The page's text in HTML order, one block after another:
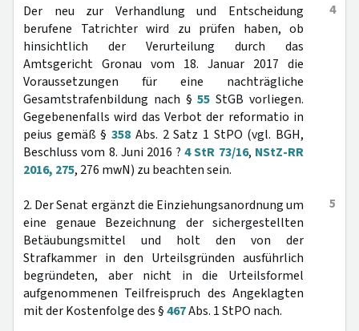
4
Der neu zur Verhandlung und Entscheidung
berufene Tatrichter wird zu prüfen haben, ob
hinsichtlich der Verurteilung durch das
Amtsgericht Gronau vom 18. Januar 2017 die
Voraussetzungen für eine nachträgliche
Gesamtstrafenbildung nach §55 StGB vorliegen.
Gegebenenfalls wird das Verbot der reformatio in
peius gemäß §358 Abs. 2 Satz 1 StPO (vgl. BGH,
Beschluss vom 8. Juni 2016 ? 4 StR 73/16, NStZ-RR
2016, 275, 276 mwN) zu beachten sein.
5
2. Der Senat ergänzt die Einziehungsanordnung um
eine genaue Bezeichnung der sichergestellten
Betäubungsmittel und holt den von der
Strafkammer in den Urteilsgründen ausführlich
begründeten, aber nicht in die Urteilsformel
aufgenommenen Teilfreispruch des Angeklagten
mit der Kostenfolge des §467Abs. 1 StPO nach.